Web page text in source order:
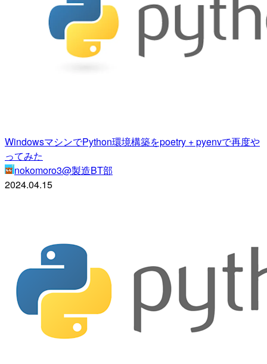
WindowsマシンでPython環境構築をpoetry + pyenvで再度や
ってみた
nokomoro3@製造BT部
2024.04.15